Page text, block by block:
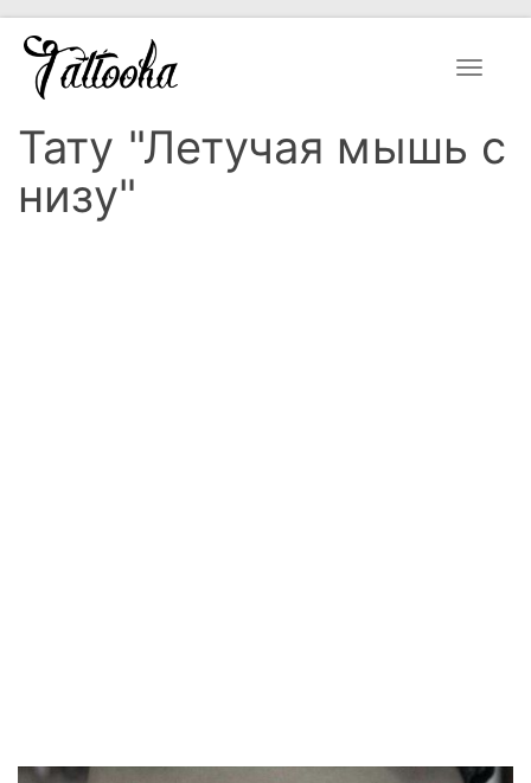
Toggle
Тату "Летучая мышь с
низу"